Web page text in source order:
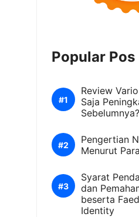
Popular Pos
Review
Saja
Sebelumnya?
Pengertian
Menurut
Syarat
dan
beserta
Identity